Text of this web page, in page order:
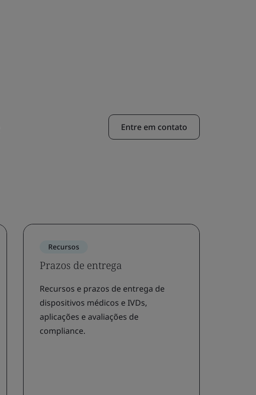
Entre em contato
Recursos
Prazos de entrega
Recursos e prazos de entrega de
dispositivos médicos e IVDs,
aplicações e avaliações de
compliance.